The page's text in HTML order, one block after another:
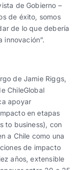
de Gobierno –
de éxito, somos
de lo que debería
innovación”.
de Jamie Riggs,
ChileGlobal
apoyar
en etapas
to business), con
a Chile como una
de impacto
años, extensible